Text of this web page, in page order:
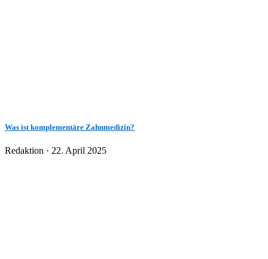
Was ist komplementäre Zahnmedizin?
Redaktion · Veröffentlicht
22. April 2025